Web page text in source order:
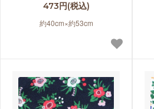
473円(税込)
約40cm×約53cm